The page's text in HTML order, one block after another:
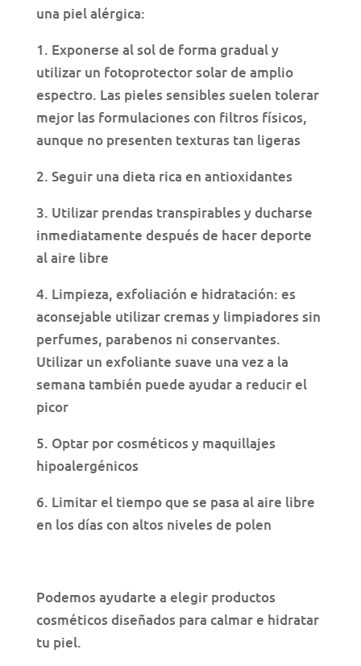
una piel alérgica:
1. Exponerse al sol de forma gradual y
utilizar un fotoprotector solar de amplio
espectro. Las pieles sensibles suelen tolerar
mejor las formulaciones con filtros físicos,
aunque no presenten texturas tan ligeras
2. Seguir una dieta rica en antioxidantes
3. Utilizar prendas transpirables y ducharse
inmediatamente después de hacer deporte
al aire libre
4. Limpieza, exfoliación e hidratación: es
aconsejable utilizar cremas y limpiadores sin
perfumes, parabenos ni conservantes.
Utilizar un exfoliante suave una vez a la
semana también puede ayudar a reducir el
picor
5. Optar por cosméticos y maquillajes
hipoalergénicos
6. Limitar el tiempo que se pasa al aire libre
en los días con altos niveles de polen
Podemos ayudarte a elegir productos
cosméticos diseñados para calmar e hidratar
tu piel.